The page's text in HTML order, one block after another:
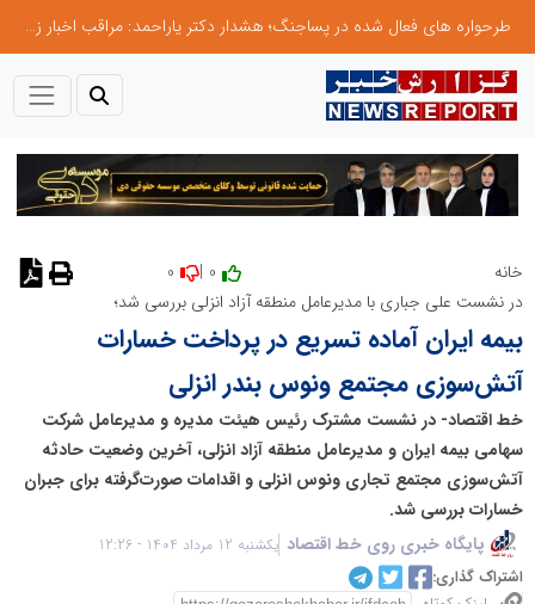
طرحواره های فعال شده در پساجنگ؛ هشدار دکتر یاراحمد: مراقب اخبار زرد و واکنش های هیجانی باشید
خانه
در نشست علی جباری با مدیرعامل منطقه آزاد انزلی بررسی شد؛
بیمه ایران آماده تسریع در پرداخت خسارات
آتش‌سوزی مجتمع ونوس بندر انزلی
خط اقتصاد- در نشست مشترک رئیس هیئت مدیره و مدیرعامل شرکت
سهامی بیمه ایران و مدیرعامل منطقه آزاد انزلی، آخرین وضعیت حادثه
آتش‌سوزی مجتمع تجاری ونوس انزلی و اقدامات صورت‌گرفته برای جبران
خسارات بررسی شد.
پایگاه خبری روی خط اقتصاد یکشنبه 12 مرداد 1404 - 12:26
اشتراک گذاری: